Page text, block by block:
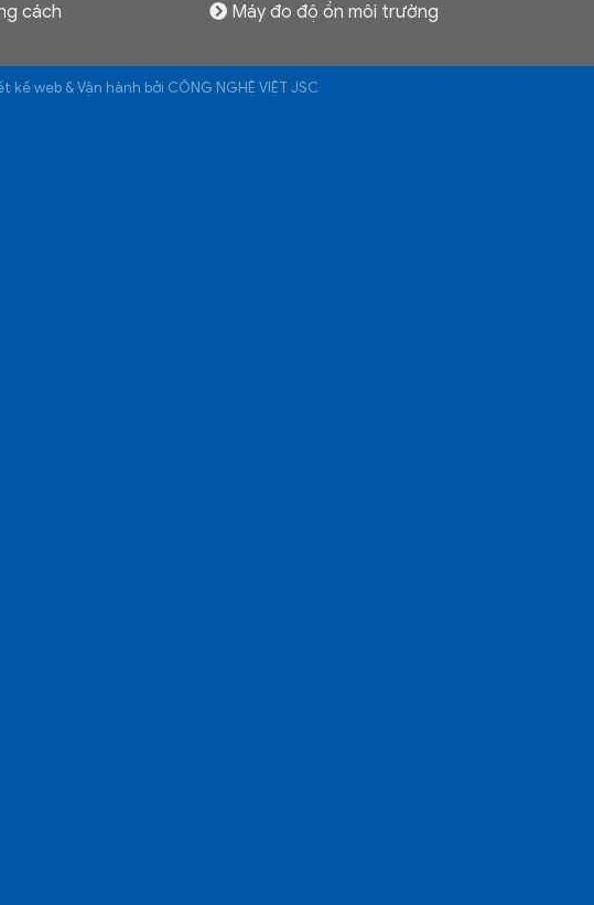
cách
Máy đo độ ồn môi trường
kế web & Vận hành bởi CÔNG NGHỆ VIỆT JSC